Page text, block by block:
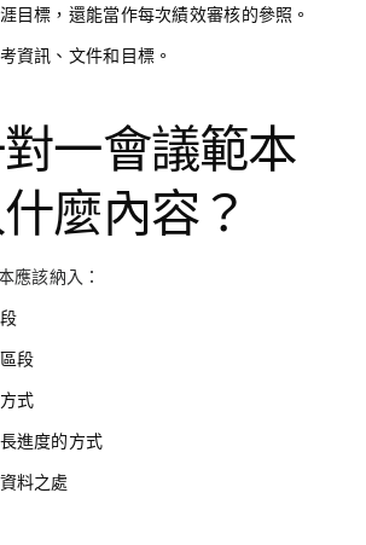
目標，還能當作每次績效審核的參照。
資訊 、文件和目標。
一會議範本
麼內容？
應該納入：
段
式
進度的方式
料之處